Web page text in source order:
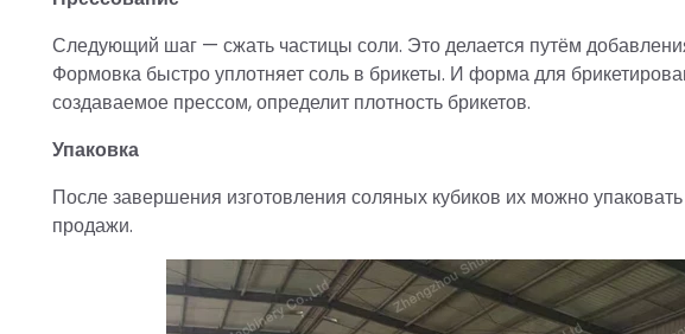
Следующий шаг — сжать частицы соли. Это делается путём
Формовка быстро уплотняет соль в брикеты. И форма для
создаваемое прессом, определит плотность брикетов.
Упаковка
После завершения изготовления соляных кубиков их можно
продажи.